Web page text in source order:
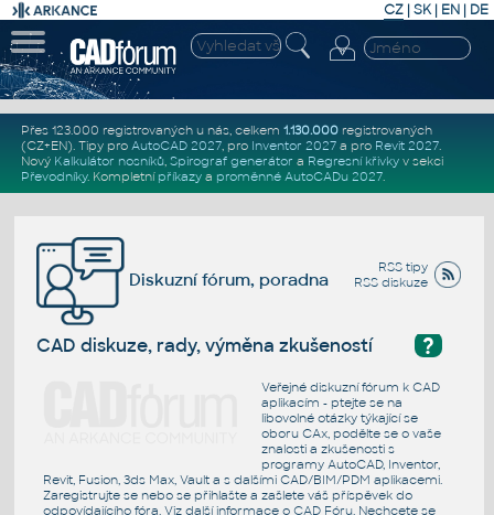
CZ | SK| EN | DE
Přes 123.000 registrovaných u nás, celkem 1.130.000registrovaných
(CZ+EN). Tipy pro AutoCAD 2027, pro Inventor 2027a pro Revit 2027.
Nový Kalkulátor nosníků, Spirograf generátor a Regresní křivkyv sekci
Převodníky. Kompletní příkazya proměnné AutoCADu 2027.
RSS tipy
RSS diskuze
Diskuzní fórum, poradna
?
CAD diskuze, rady, výměna zkušeností
Veřejné diskuzní fórum k CAD
aplikacím - ptejte se na
libovolné otázky týkající se
oboru CAx, podělte se o vaše
znalosti a zkušenosti s
programy AutoCAD, Inventor,
Revit, Fusion, 3ds Max, Vault a s dalšími CAD/BIM/PDM aplikacemi.
Zaregistrujte se nebo se přihlašte a zašlete váš příspěvek do
odpovídajícího fóra. Viz další informace o CAD Fóru. Nechcete se